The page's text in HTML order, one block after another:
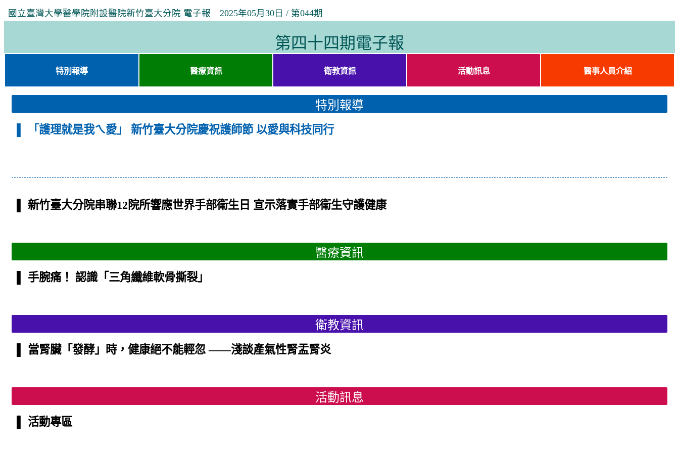
國立臺灣大學醫學院附設醫院新竹臺大分院 電子報 2025年05月30日 / 第044期
第四十四期電子報
特別報導 醫療資訊 衛教資訊 活動訊息 醫事人員介紹
特別報導
▌ 「護理就是我ㄟ愛」 新竹臺大分院慶祝護師節 以愛與科技同行
▌ 新竹臺大分院串聯12院所響應世界手部衛生日 宣示落實手部衛生守護健康
醫療資訊
▌ 手腕痛！ 認識「三角纖維軟骨撕裂」
衛教資訊
▌ 當腎臟「發酵」時，健康絕不能輕忽 ——淺談產氣性腎盂腎炎
活動訊息
▌ 活動專區